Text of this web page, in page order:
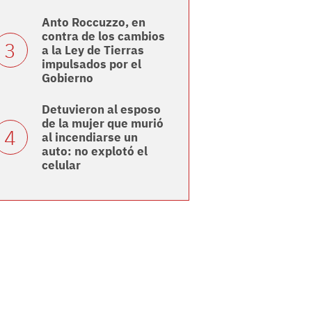
Anto Roccuzzo, en
contra de los cambios
a la Ley de Tierras
impulsados por el
Gobierno
Detuvieron al esposo
de la mujer que murió
al incendiarse un
auto: no explotó el
celular